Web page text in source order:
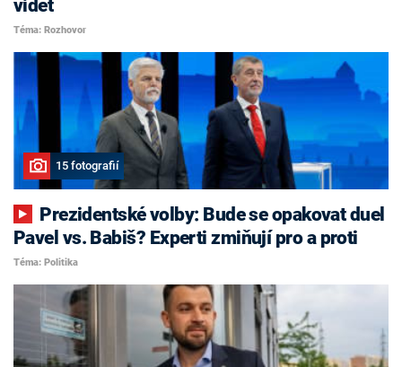
vidět
Téma: Rozhovor
15 fotografií
Pavel vs. Babiš? Experti zmiňují pro a proti
Téma: Politika